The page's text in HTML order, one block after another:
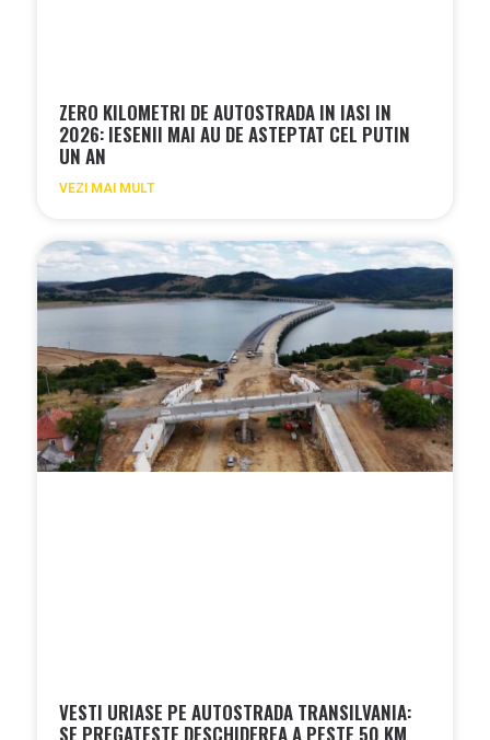
ZERO KILOMETRI DE AUTOSTRADA IN IASI IN
2026: IESENII MAI AU DE ASTEPTAT CEL PUTIN
UN AN
VEZI MAI MULT
VESTI URIASE PE AUTOSTRADA TRANSILVANIA:
SE PREGATESTE DESCHIDEREA A PESTE 50 KM